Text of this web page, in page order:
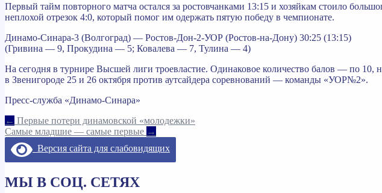
Первый тайм повторного матча остался за ростовчанками 13:15 и хозяйкам стоило
неплохой отрезок 4:0, который помог им одержать пятую победу в чемпионате.
Динамо-Синара-3 (Волгоград) — Ростов-Дон-2-УОР (Ростов-на-Дону) 30:25 (13:15)
(Гривина — 9, Прокудина — 5; Ковалева — 7, Тулина — 4)
На сегодня в турнире Высшей лиги троевластие. Одинаковое количество балов — по
в Звенигороде 25 и 26 октября против аутсайдера соревнований — команды «УОР№2».
Пресс-служба «Динамо-Синара»
Навигация
по
записям
← Первые потери динамовской «молодежки»
Самые младшие — самые первые →
Версия сайта для слабовидящих
МЫ В СОЦ. СЕТЯХ